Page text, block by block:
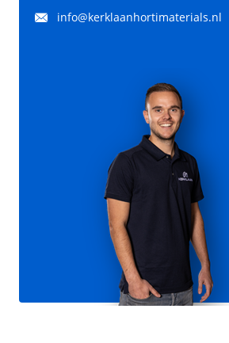
info@kerklaanhortimaterials.nl